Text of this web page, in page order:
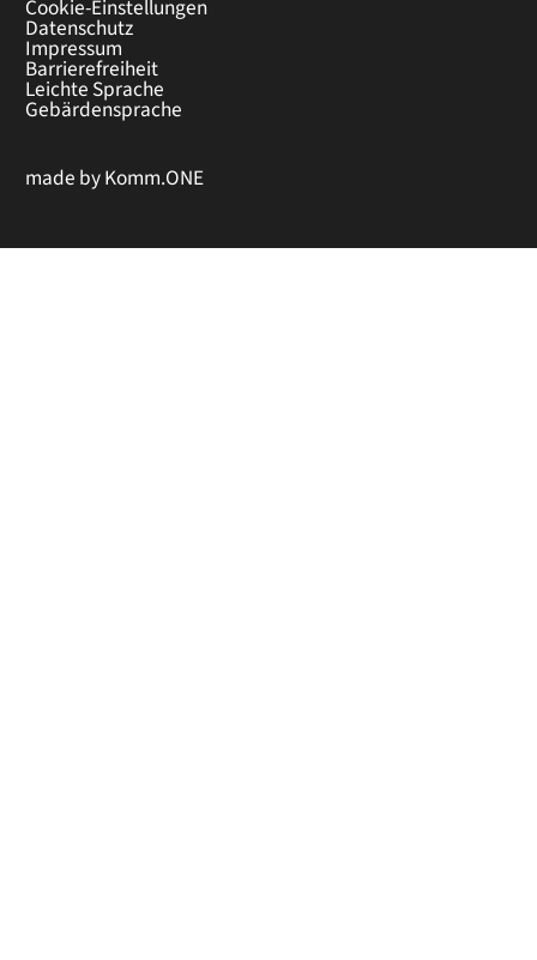
Cookie-Einstellungen
Datenschutz
Impressum
Barrierefreiheit
Leichte Sprache
Gebärdensprache
made byKomm.ONE